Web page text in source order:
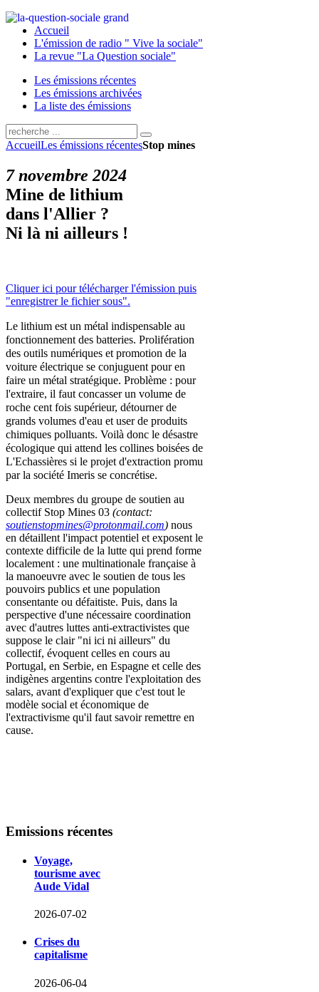
Accueil
L'émission de radio " Vive la sociale"
La revue "La Question sociale"
Les émissions récentes
Les émissions archivées
La liste des émissions
AccueilLes émissions récentesStop mines
7 novembre 2024
Mine de lithium
dans l'Allier ?
Ni là ni ailleurs !
Cliquer ici pour télécharger l'émission puis
"enregistrer le fichier sous".
Le lithium est un métal indispensable au
fonctionnement des batteries. Prolifération
des outils numériques et promotion de la
voiture électrique se conjuguent pour en
faire un métal stratégique. Problème : pour
l'extraire, il faut concasser un volume de
roche cent fois supérieur, détourner de
grands volumes d'eau et user de produits
chimiques polluants. Voilà donc le désastre
écologique qui attend les collines boisées de
L'Echassières si le projet d'extraction promu
par la société Imeris se concrétise.
Deux membres du groupe de soutien au
collectif Stop Mines 03 (contact:
soutienstopmines@protonmail.com) nous
en détaillent l'impact potentiel et exposent le
contexte difficile de la lutte qui prend forme
localement : une multinationale française à
la manoeuvre avec le soutien de tous les
pouvoirs publics et une population
consentante ou défaitiste. Puis, dans la
perspective d'une nécessaire coordination
avec d'autres luttes anti-extractivistes que
suppose le clair "ni ici ni ailleurs" du
collectif, évoquent celles en cours au
Portugal, en Serbie, en Espagne et celle des
indigènes argentins contre l'exploitation des
salars, avant d'expliquer que c'est tout le
modèle social et économique de
l'extractivisme qu'il faut savoir remettre en
cause.
Emissions récentes
Voyage,
tourisme avec
Aude Vidal
2026-07-02
Crises du
capitalisme
2026-06-04